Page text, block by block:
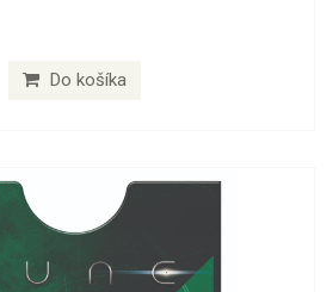
Do košíka